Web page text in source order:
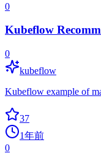
0
Kubeflow
0
kubeflow
Kubeflow example of
37
1年前
0